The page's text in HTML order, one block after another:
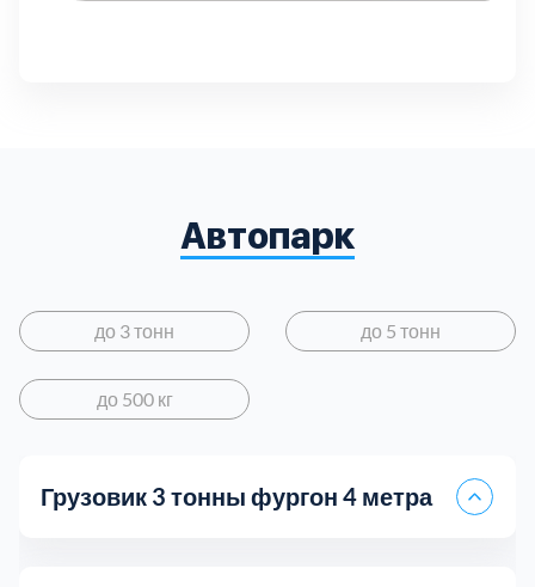
Автопарк
до 3 тонн до 5 тонн
до 500 кг
Грузовик 3 тонны фургон 4 метра